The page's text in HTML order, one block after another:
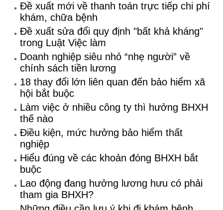
Đề xuất mới về thanh toán trực tiếp chi phí
khám, chữa bệnh
Đề xuất sửa đổi quy định "bất khả kháng"
trong Luật Việc làm
Doanh nghiệp siêu nhỏ “nhẹ người” về
chính sách tiền lương
18 thay đổi lớn liên quan đến bảo hiểm xã
hội bắt buộc
Làm việc ở nhiều công ty thì hưởng BHXH
thế nào
Điều kiện, mức hưởng bảo hiểm thất
nghiệp
Hiểu đúng về các khoản đóng BHXH bắt
buộc
Lao động đang hưởng lương hưu có phải
tham gia BHXH?